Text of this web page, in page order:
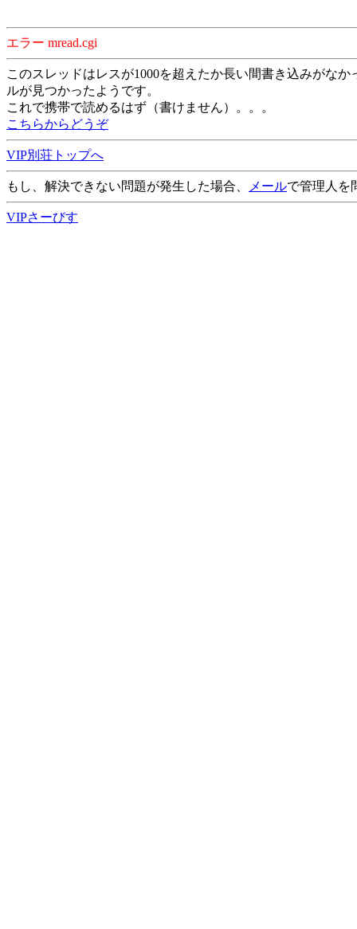
エラー mread.cgi
このスレッドはレスが1000を超えたか長い間書き込みがな
ルが見つかったようです。
これで携帯で読めるはず（書けません）。。。
こちらからどうぞ
VIP別荘トップへ
もし、解決できない問題が発生した場合、 メールで管理人を
VIPさーびす